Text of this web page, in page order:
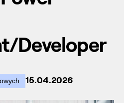
Developer
15.04.2026